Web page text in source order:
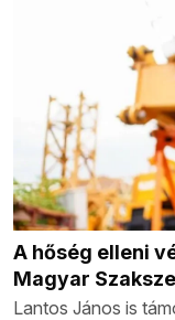
A hőség elleni
Magyar
Lantos János is